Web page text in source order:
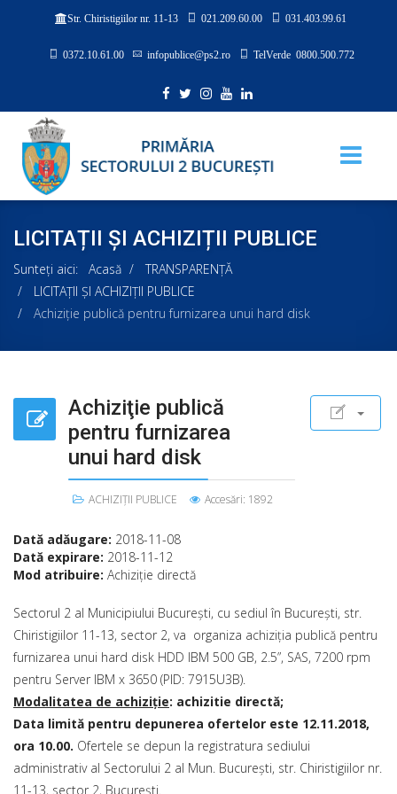
Str. Chiristigiilor nr. 11-13 021.209.60.00 031.403.99.61
0372.10.61.00 infopublice@ps2.ro TelVerde 0800.500.772
LICITAȚII ȘI ACHIZIȚII PUBLICE
Sunteți aici: Acasă
TRANSPARENȚĂ
LICITAȚII ȘI ACHIZIȚII PUBLICE
Achiziţie publică pentru furnizarea unui hard disk
Achiziţie publică
pentru furnizarea
unui hard disk
ACHIZIȚII PUBLICE Accesări: 1892
Dată adăugare: 2018-11-08
Dată expirare: 2018-11-12
Mod atribuire: Achiziţie directă
Sectorul 2 al Municipiului Bucureşti, cu sediul în Bucureşti, str.
Chiristigiilor 11-13, sector 2, va organiza achiziţia publică pentru
furnizarea unui hard disk HDD IBM 500 GB, 2.5”, SAS, 7200 rpm
pentru Server IBM x 3650 (PID: 7915U3B).
Modalitatea de achiziţie: achizitie directă;
Data limită pentru depunerea ofertelor este 12.11.2018,
ora 10.00. Ofertele se depun la registratura sediului
administrativ al Sectorului 2 al Mun. Bucureşti, str. Chiristigiilor nr.
11-13, sector 2, Bucureşti.